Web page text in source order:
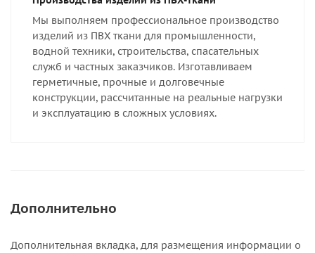
Мы выполняем профессиональное производство
изделий из ПВХ ткани для промышленности,
водной техники, строительства, спасательных
служб и частных заказчиков. Изготавливаем
герметичные, прочные и долговечные
конструкции, рассчитанные на реальные нагрузки
и эксплуатацию в сложных условиях.
Дополнительно
Дополнительная вкладка, для размещения информации о